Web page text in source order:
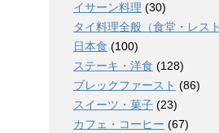
イサーン料理 (30)
タイ料理全般（食堂・レス
日本食 (100)
ステーキ・洋食 (128)
ブレックファースト (86)
スイーツ・菓子 (23)
カフェ・コーヒー (67)